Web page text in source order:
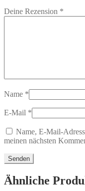
Deine Rezension *
Name *
E-Mail *
Name, E-Mail-
meinen nächsten
Ähnliche